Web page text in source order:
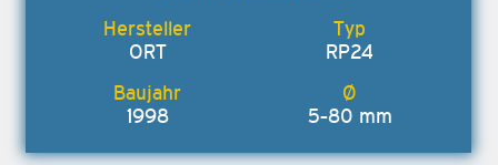
ORT RP24
1998 5-80 mm